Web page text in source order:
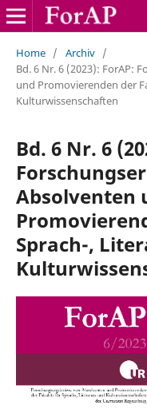
Home / Archiv /
Bd. 6 Nr. 6 (2023): ForAP:
und Promovierenden der
Kulturwissenschaften
Bd. 6 Nr. 6
Absolventen
Sprach-,